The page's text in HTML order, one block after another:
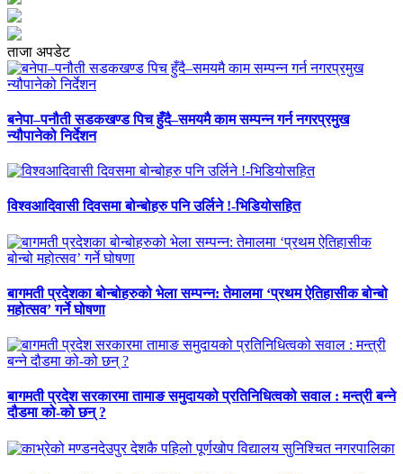
ताजा अपडेट
बनेपा–पनौती सडकखण्ड पिच हुँदै–समयमै काम सम्पन्न गर्न नगरप्रमुख
न्यौपानेको निर्देशन
विश्वआदिवासी दिवसमा बोन्बोहरु पनि उर्लिने !-भिडियोसहित
बागमती प्रदेशका बोन्बोहरुको भेला सम्पन्न: तेमालमा ‘प्रथम ऐतिहासीक बोन्बो
महोत्सव’ गर्ने घोषणा
बागमती प्रदेश सरकारमा तामाङ समुदायको प्रतिनिधित्वको सवाल : मन्त्री बन्ने
दौडमा को‐को छन् ?